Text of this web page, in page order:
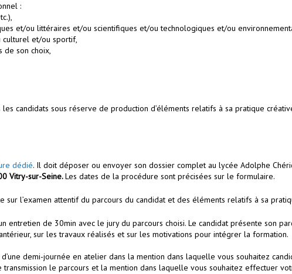
:
et/ou littéraires et/ou scientifiques et/ou technologiques et/ou
culturel et/ou sportif,
de son choix,
les candidats sous réserve de production d’éléments relatifs à sa pratique
dédié. Il doit déposer ou envoyer son dossier complet au lycée Adolphe
Vitry-sur-Seine.Les dates de la procédure sont précisées sur le formulaire.
l’examen attentif du parcours du candidat et des éléments relatifs à sa
entretien de 30min avec le jury du parcours choisi. Le candidat présente son
sur les travaux réalisés et sur les motivations pour intégrer la formation.
demi-journée en atelier dans la mention dans laquelle vous souhaitez
le parcours et la mention dans laquelle vous souhaitez effectuer